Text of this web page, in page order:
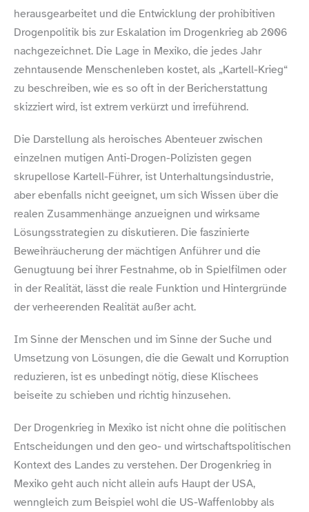
herausgearbeitet und die Entwicklung der prohibitiven
Drogenpolitik bis zur Eskalation im Drogenkrieg ab 2006
nachgezeichnet. Die Lage in Mexiko, die jedes Jahr
zehntausende Menschenleben kostet, als „Kartell-​Krieg“
zu beschreiben, wie es so oft in der Bericherstattung
skizziert wird, ist extrem verkürzt und irreführend.
Die Darstellung als heroisches Abenteuer zwischen
einzelnen mutigen Anti-​Drogen-​Polizisten gegen
skrupellose Kartell-​Führer, ist Unterhaltungsindustrie,
aber ebenfalls nicht geeignet, um sich Wissen über die
realen Zusammenhänge anzueignen und wirksame
Lösungsstrategien zu diskutieren. Die faszinierte
Beweihräucherung der mächtigen Anführer und die
Genugtuung bei ihrer Festnahme, ob in Spielfilmen oder
in der Realität, lässt die reale Funktion und Hintergründe
der verheerenden Realität außer acht.
Im Sinne der Menschen und im Sinne der Suche und
Umsetzung von Lösungen, die die Gewalt und Korruption
reduzieren, ist es unbedingt nötig, diese Klischees
beiseite zu schieben und richtig hinzusehen.
Der Drogenkrieg in Mexiko ist nicht ohne die politischen
Entscheidungen und den geo- und wirtschaftspolitischen
Kontext des Landes zu verstehen. Der Drogenkrieg in
Mexiko geht auch nicht allein aufs Haupt der USA,
wenngleich zum Beispiel wohl die US-​Waffenlobby als